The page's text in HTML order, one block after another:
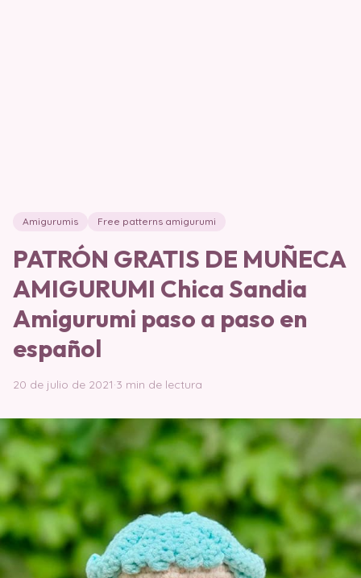
Amigurumis Free patterns amigurumi
PATRÓN GRATIS DE MUÑECA
AMIGURUMI Chica Sandia
Amigurumi paso a paso en
español
20 de julio de 2021·3 min de lectura